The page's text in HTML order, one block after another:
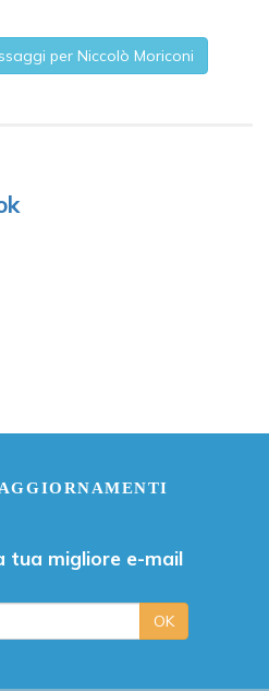
per Niccolò Moriconi
tua migliore e-mail
OK